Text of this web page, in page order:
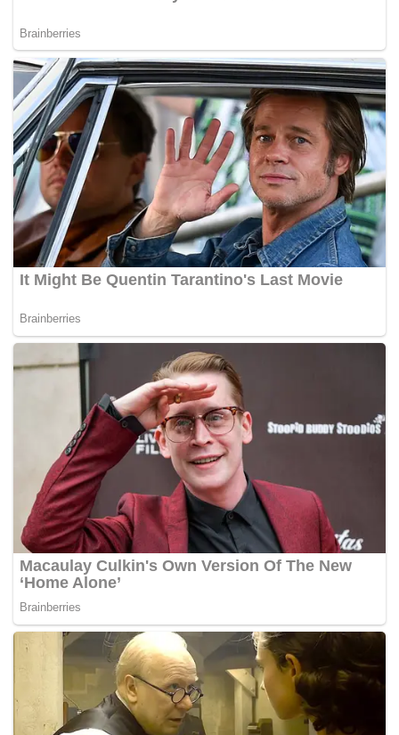
dalam tempoh 30 hari.
Bagaimanapun, terdapat satu kumpulan pemberi pinjaman
kepada Tupperware yang menentang rancangan
penjualan syarikat terbabit, termasuk menyuarakan
keinginan untuk menuntut aset.
Dengan perjanjian baharu ini, ia akan membolehkan
pemberi pinjaman membeli nama jenama dan operasi
Tupperware di beberapa pasaran utama, kata peguam
syarikat itu, Spencer Winters, dalam pendengaran
mahkamah.
Tupperware memaklumkan mereka akan memberi
tumpuan awal terhadap pasaran termasuk AS, Kanada,
Mexico, Brazil, China, Kore, India dan Malaysia, disusuli
pasaran lain antaranya di Eropah dan Asia lain.
Ketua Pegawai Eksekutif Tupperware, Laurie Ann
Goldman, dalam satu kenyataan semalam berkata, syarikat
akan menamatkan operasi di pasaran yang mempunyai
liabiliti yang tinggi.
Semasa pendengaran mahkamah minggu lalu,
Tupperware berhujah bahawa pemberi pinjaman iaitu
pihak membeli Tupperware dengan diskaun tinggi tidak
seharusnya dibenarkan mengeluarkan pemiutang lain.
Selain itu, mereka juga dihalang daripada mendapat
manfaat daripada hasil jualan.
Di pihak pemberi pinjaman yang turut berhujah dalam sesi
sama berkata, lelongan yang dicadangkan oleh